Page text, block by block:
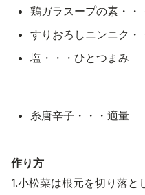
鶏ガラスープの素・・
すりおろしニンニク・
塩・・・ひとつまみ
糸唐辛子・・・適量
作り方
1.小松菜は根元を切り落